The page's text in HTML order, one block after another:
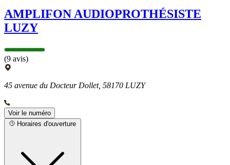
AMPLIFON AUDIOPROTHÉSISTE
LUZY
(9 avis)
45 avenue du Docteur Dollet, 58170 LUZY
Voir le numéro
Horaires d'ouverture